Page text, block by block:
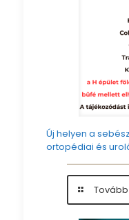
Új helyen a
ortopédiai és
Tovább